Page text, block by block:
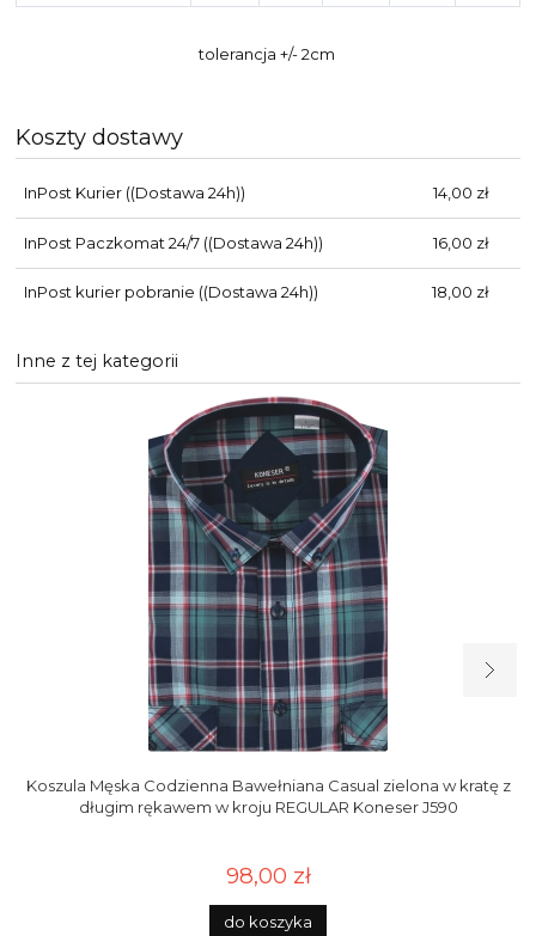
tolerancja +/- 2cm
Koszty dostawy
InPost Kurier ((Dostawa 24h)) 14,00 zł
InPost Paczkomat 24/7((Dostawa 24h)) 16,00 zł
InPost kurier pobranie ((Dostawa 24h)) 18,00 zł
Inne z tej kategorii
Koszula Męska Codzienna Bawełniana Casual zielona w kratę z
długim rękawem w kroju REGULAR Koneser J590
98,00 zł
do koszyka